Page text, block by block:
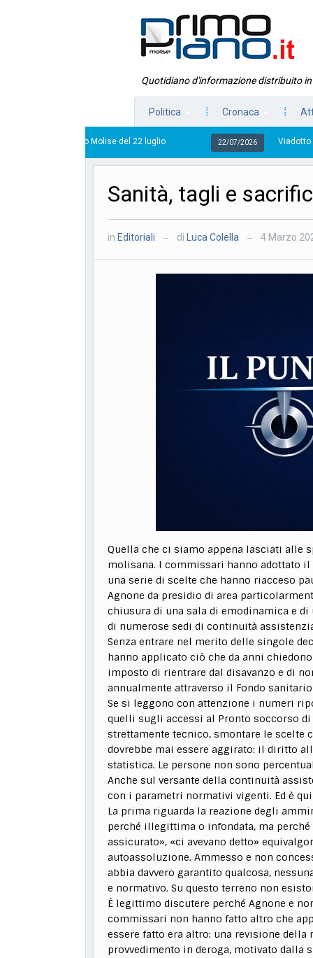
Quotidiano d'informazione distribuito
Politica Cronaca
Piano Molise del 22 luglio 22/07/2026 Viadotto Anacoreta, via
Sanità, tagli e
in Editoriali — di Luca Colella — 4 Marzo
Quella che ci siamo appena lasciati alle
molisana. I commissari hanno adottato
una serie di scelte che hanno riacceso
Agnone da presidio di area
chiusura di una sala di emodinamica e
di numerose sedi di continuità
Senza entrare nel merito delle singole
hanno applicato ciò che da anni
imposto di rientrare dal disavanzo e di
annualmente attraverso il Fondo
Se si leggono con attenzione i numeri
quelli sugli accessi al Pronto soccorso
strettamente tecnico, smontare le scelte
dovrebbe mai essere aggirato: il diritto
statistica. Le persone non sono
Anche sul versante della continuità
con i parametri normativi vigenti. Ed è
La prima riguarda la reazione degli
perché illegittima o infondata, ma
assicurato», «ci avevano detto»
autoassoluzione. Ammesso e non
abbia davvero garantito qualcosa,
e normativo. Su questo terreno non
È legittimo discutere perché Agnone e
commissari non hanno fatto altro che
essere fatto era altro: una revisione
provvedimento in deroga, motivato